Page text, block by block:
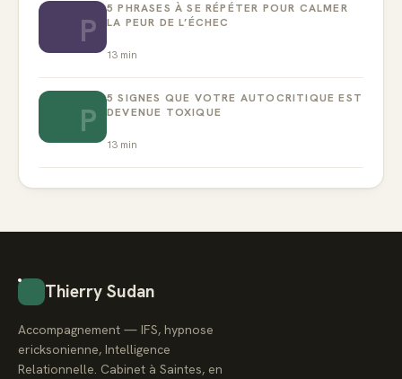
P
5 PHRASES À SE RÉPÉTER POUR CALMER
LA PEUR DE L’ÉCHEC
13 min
P
5 SIGNES QUE VOTRE AUTOCRITIQUE EST
DEVENUE TOXIQUE
13 min
Thierry Sudan
Accompagnement — IFS, hypnose
ericksonienne, Intelligence
Relationnelle. Cabinet à Saintes, en